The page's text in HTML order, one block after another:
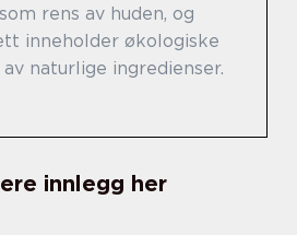
rens av huden, og
inneholder økologiske
naturlige ingredienser.
innlegg her